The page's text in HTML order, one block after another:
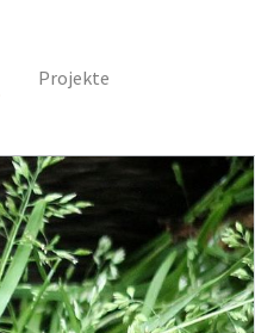
Projekte